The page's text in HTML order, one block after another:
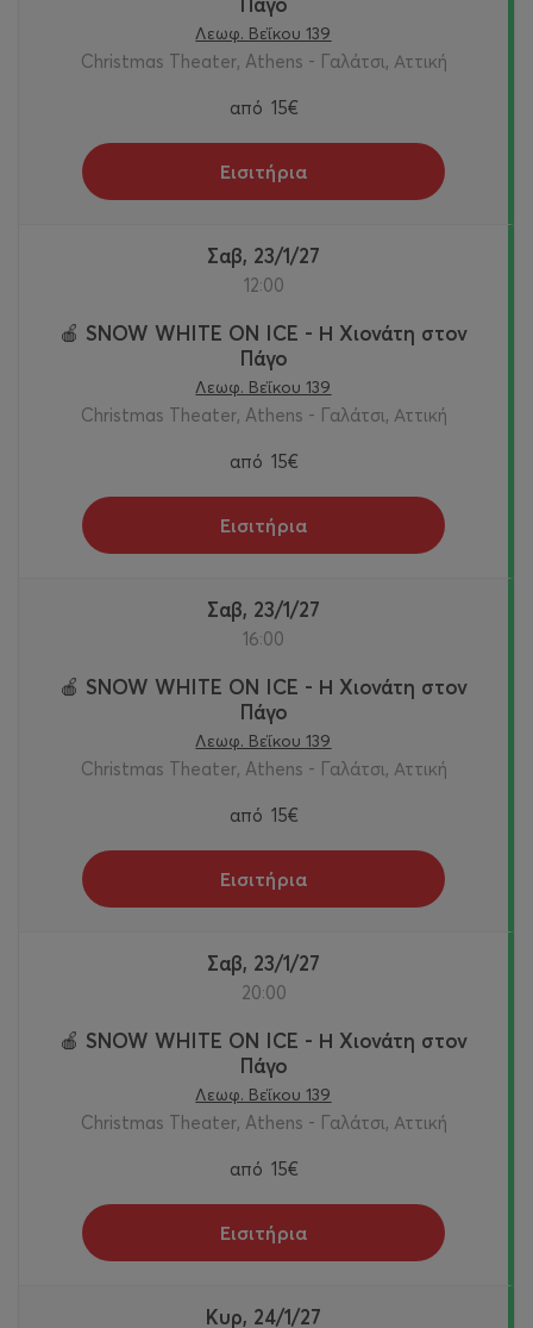
Λεωφ. Βεΐκου 139
Christmas Theater, Athens - Γαλάτσι, Αττική
από 15€
Εισιτήρια
Σαβ, 23/1/27
12:00
🍎 SNOW WHITE ON ICE - Η Χιονάτη στον
Πάγο
Λεωφ. Βεΐκου 139
Christmas Theater, Athens - Γαλάτσι, Αττική
από 15€
Εισιτήρια
Σαβ, 23/1/27
16:00
🍎 SNOW WHITE ON ICE - Η Χιονάτη στον
Πάγο
Λεωφ. Βεΐκου 139
Christmas Theater, Athens - Γαλάτσι, Αττική
από 15€
Εισιτήρια
Σαβ, 23/1/27
20:00
🍎 SNOW WHITE ON ICE - Η Χιονάτη στον
Πάγο
Λεωφ. Βεΐκου 139
Christmas Theater, Athens - Γαλάτσι, Αττική
από 15€
Εισιτήρια
Κυρ, 24/1/27